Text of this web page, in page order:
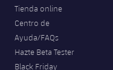
Tienda online
Centro de
Ayuda/FAQs
Hazte Beta Tester
Black Friday